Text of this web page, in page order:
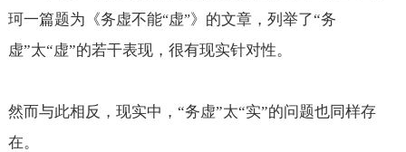
珂一篇题为《务虚不能“虚”》的文章，列举了“务
虚”太“虚”的若干表现，很有现实针对性。
然而与此相反，现实中，“务虚”太“实”的问题也同样存
在。